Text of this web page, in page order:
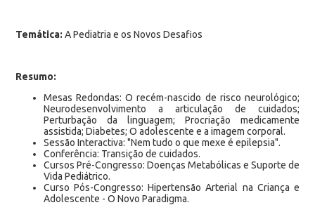
Temática: A Pediatria e os Novos Desafios
Resumo:
Mesas Redondas: O recém-nascido de risco neurológico;
Neurodesenvolvimento a articulação de cuidados;
Perturbação da linguagem; Procriação medicamente
assistida; Diabetes; O adolescente e a imagem corporal.
Sessão Interactiva: "Nem tudo o que mexe é epilepsia".
Conferência: Transição de cuidados.
Cursos Pré-Congresso: Doenças Metabólicas e Suporte de
Vida Pediátrico.
Curso Pós-Congresso: Hipertensão Arterial na Criança e
Adolescente - O Novo Paradigma.